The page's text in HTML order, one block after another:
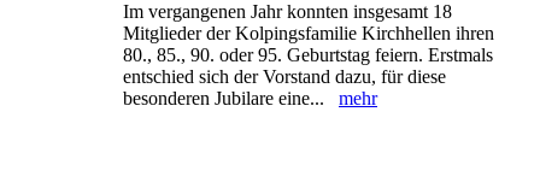
Im vergangenen Jahr konnten insgesamt 18
Mitglieder der Kolpingsfamilie Kirchhellen ihren
80., 85., 90. oder 95. Geburtstag feiern. Erstmals
entschied sich der Vorstand dazu, für diese
besonderen Jubilare eine... mehr